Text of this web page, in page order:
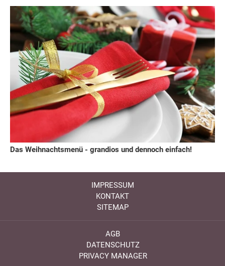
Das Weihnachtsmenü - grandios und dennoch einfach!
IMPRESSUM
KONTAKT
SITEMAP
AGB
DATENSCHUTZ
PRIVACY MANAGER